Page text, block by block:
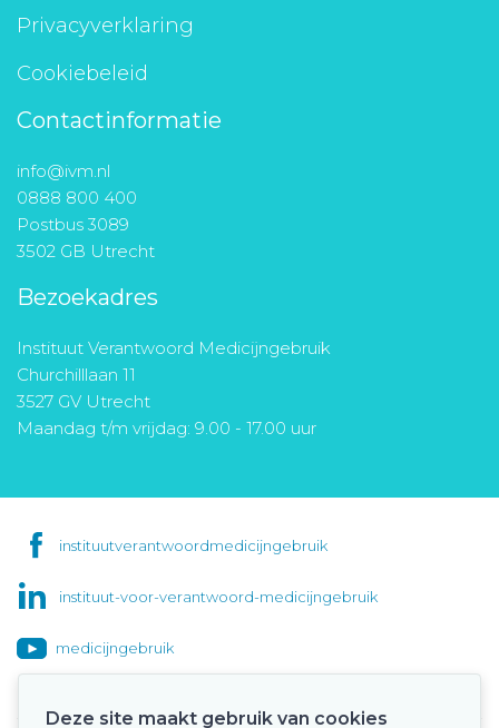
Privacyverklaring
Cookiebeleid
Contactinformatie
info@ivm.nl
0888 800 400
Postbus 3089
3502 GB Utrecht
Bezoekadres
Instituut Verantwoord Medicijngebruik
Churchilllaan 11
3527 GV Utrecht
Maandag t/m vrijdag: 9.00 - 17.00 uur
instituutverantwoordmedicijngebruik
instituut-voor-verantwoord-medicijngebruik
medicijngebruik
Deze site maakt gebruik van cookies